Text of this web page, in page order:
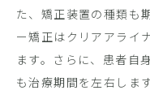
た、矯正装置の種類も
ー矯正はクリアアライ
ます。さらに、患者自
も治療期間を左右します